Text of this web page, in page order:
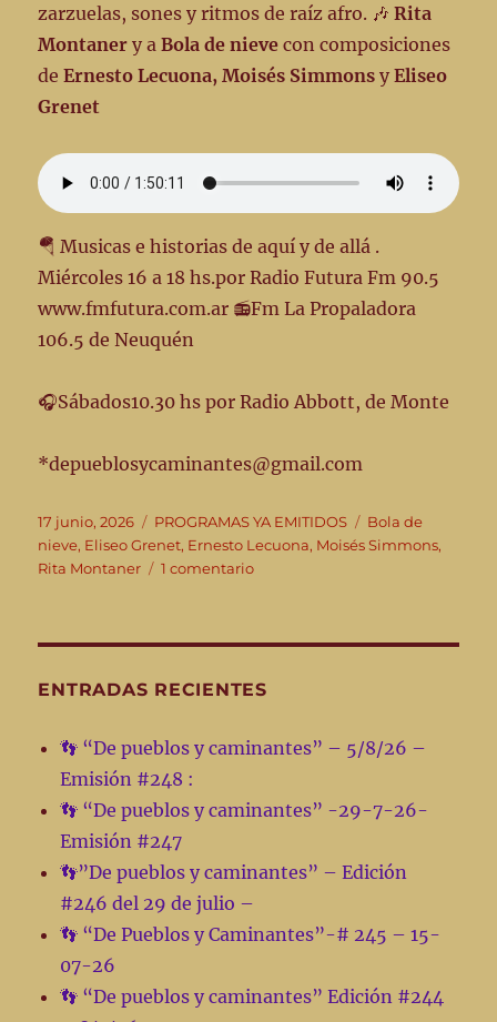
zarzuelas, sones y ritmos de raíz afro. 🎶Rita
Montaner y aBola de nieve con composiciones
deErnesto Lecuona, Moisés Simmons y Eliseo
Grenet
🪂 Musicas e historias de aquí y de allá .
Miércoles 16 a 18 hs.por Radio Futura Fm 90.5
www.fmfutura.com.ar 📻Fm La Propaladora
106.5 de Neuquén
🎧Sábados10.30 hs por Radio Abbott, de Monte
*depueblosycaminantes@gmail.com
Publicado
el
17 junio, 2026 Categorías
PROGRAMAS YA EMITIDOS Etiquetas
Bola de
nieve, Eliseo Grenet, Ernesto Lecuona, Moisés Simmons,
Rita Montaner
1 comentarioen
caminantes”
26
Emisión
ENTRADAS RECIENTES
👣 “De pueblos y caminantes” – 5/8/26 –
Emisión #248 :
👣 “De pueblos y caminantes” -29-7-26-
Emisión #247
👣”De pueblos y caminantes” – Edición
#246 del 29 de julio –
👣 “De Pueblos y Caminantes”-# 245 – 15-
07-26
👣 “De pueblos y caminantes” Edición #244